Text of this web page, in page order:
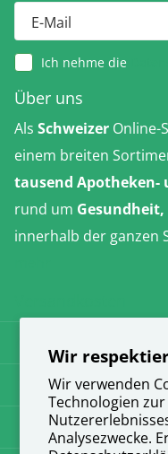
Wir
Wir verwenden
Technologien
Analysezwecke.
Ich nehme die
Über uns
Als Schweizer Online-
einem breiten
tausend Apotheken-
rund um
innerhalb der ganzen
Datenschutz
Impressum